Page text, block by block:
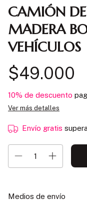
CAMIÓN DE
MADERA
VEHÍCULOS
$49.000
10% de descuento
Ver más detalles
Envío gratis
Entregas para el CP:
Medios de envío